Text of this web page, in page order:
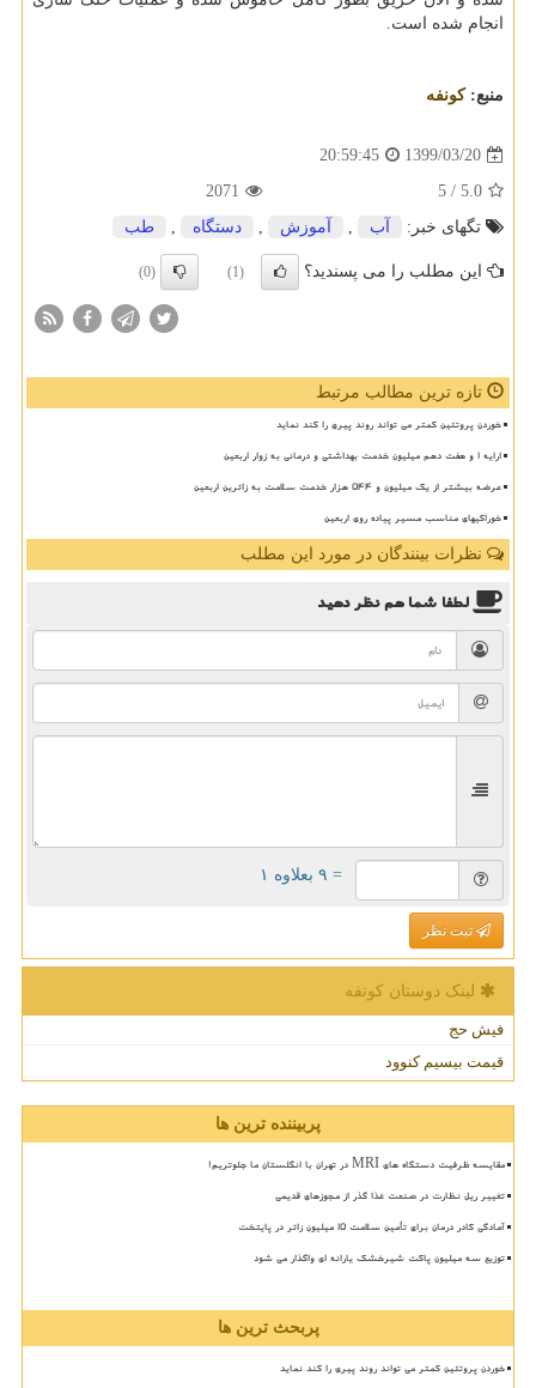
انجام شده است.
منبع:كونفه
1399/03/20
20:59:45
5.0
/ 5
2071
تگهای خبر:
آب , آموزش , دستگاه , طب
این مطلب را می پسندید؟ (1)
(0)
تازه ترین مطالب مرتبط
خوردن پروتئین کمتر می تواند روند پیری را کند نماید
ارایه ۱ و هفت دهم میلیون خدمت بهداشتی و درمانی به زوار اربعین
عرضه بیشتر از یک میلیون و ۵۴۴ هزار خدمت سلامت به زائرین اربعین
خوراکیهای مناسب مسیر پیاده روی اربعین
نظرات بینندگان در مورد این مطلب
لطفا شما همنظر دهید
= ۹ بعلاوه ۱
ثبت نظر
لینک دوستان كونفه
فیش حج
قیمت بیسیم کنوود
پربیننده ترین ها
مقایسه ظرفیت دستگاه های MRI در تهران با انگلستان ما جلوتریم!
تغییر ریل نظارت در صنعت غذا گذر از مجوزهای قدیمی
آمادگی کادر درمان برای تأمین سلامت 15 میلیون زائر در پایتخت
توزیع سه میلیون پاکت شیرخشک یارانه ای واگذار می شود
پربحث ترین ها
خوردن پروتئین کمتر می تواند روند پیری را کند نماید